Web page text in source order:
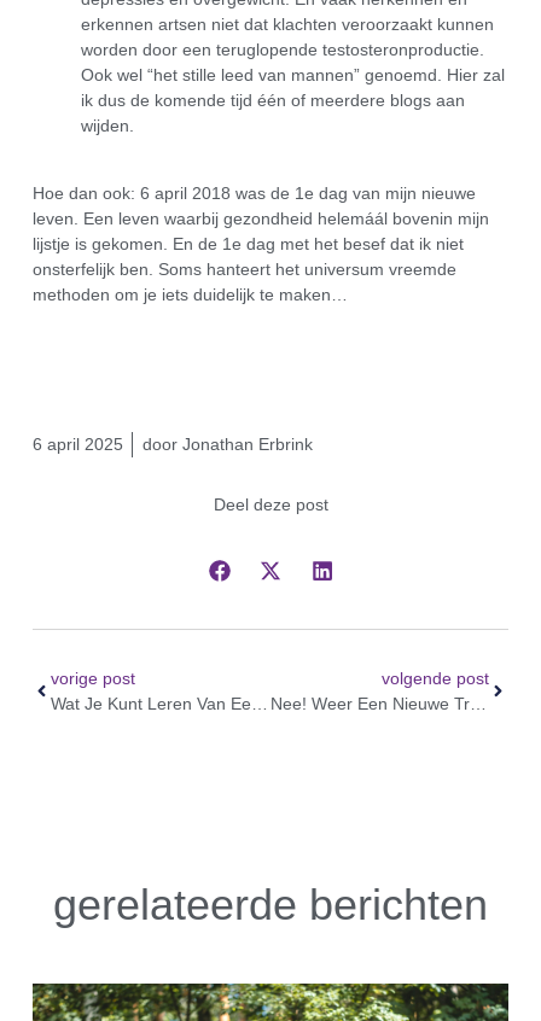
erkennen artsen niet dat klachten veroorzaakt kunnen
worden door een teruglopende testosteronproductie.
Ook wel “het stille leed van mannen” genoemd. Hier zal
ik dus de komende tijd één of meerdere blogs aan
wijden.
Hoe dan ook: 6 april 2018 was de 1e dag van mijn nieuwe
leven. Een leven waarbij gezondheid helemáál bovenin mijn
lijstje is gekomen. En de 1e dag met het besef dat ik niet
onsterfelijk ben. Soms hanteert het universum vreemde
methoden om je iets duidelijk te maken…
6 april 2025 doorJonathan Erbrink
Deel deze post
vorige post
volgende post
Nee! Weer Een Nieuwe Trend!
gerelateerde berichten